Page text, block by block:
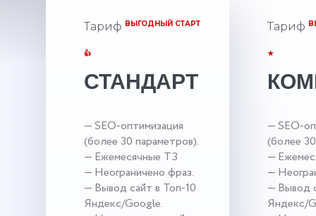
Тариф ВЫГОДНЫЙ СТАРТ
👍
СТАНДАРТ
— SEO-оптимизация
(более 30 параметров).
— Ежемесячные ТЗ
— Неограничено фраз.
— Вывод сайт в Топ-10
Яндекс/Google.
Тариф
★
— SEO-
(более
—
—
— Вывод
Яндекс/